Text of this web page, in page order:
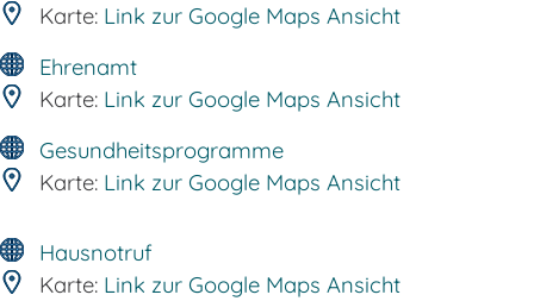
Karte: Link zur Google Maps Ansicht
Ehrenamt
Karte: Link zur Google Maps Ansicht
Gesundheitsprogramme
Karte: Link zur Google Maps Ansicht
Hausnotruf
Karte: Link zur Google Maps Ansicht